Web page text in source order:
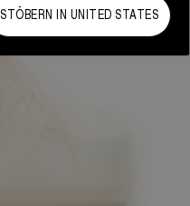
STÖBERN IN UNITED STATES